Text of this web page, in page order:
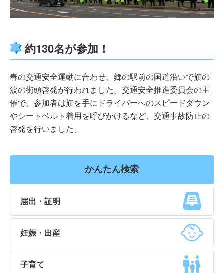
約130名が参加！
春の交通安全運動に合わせ、郷の駅前の国道沿いで旗の
波の街頭啓発が行われました。交通安全推進委員会の主
催で、参加者は旗を手にドライバーへのスピードダウン
やシートベルト着用を呼びかけるなど、交通事故防止の
啓発を行いました。
かんたん検索
届出・証明
妊娠・出産
子育て